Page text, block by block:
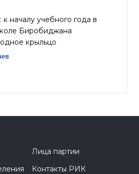
началу учебного года в
Биробиджана
крыльцо
Лица партии
Контакты РИК